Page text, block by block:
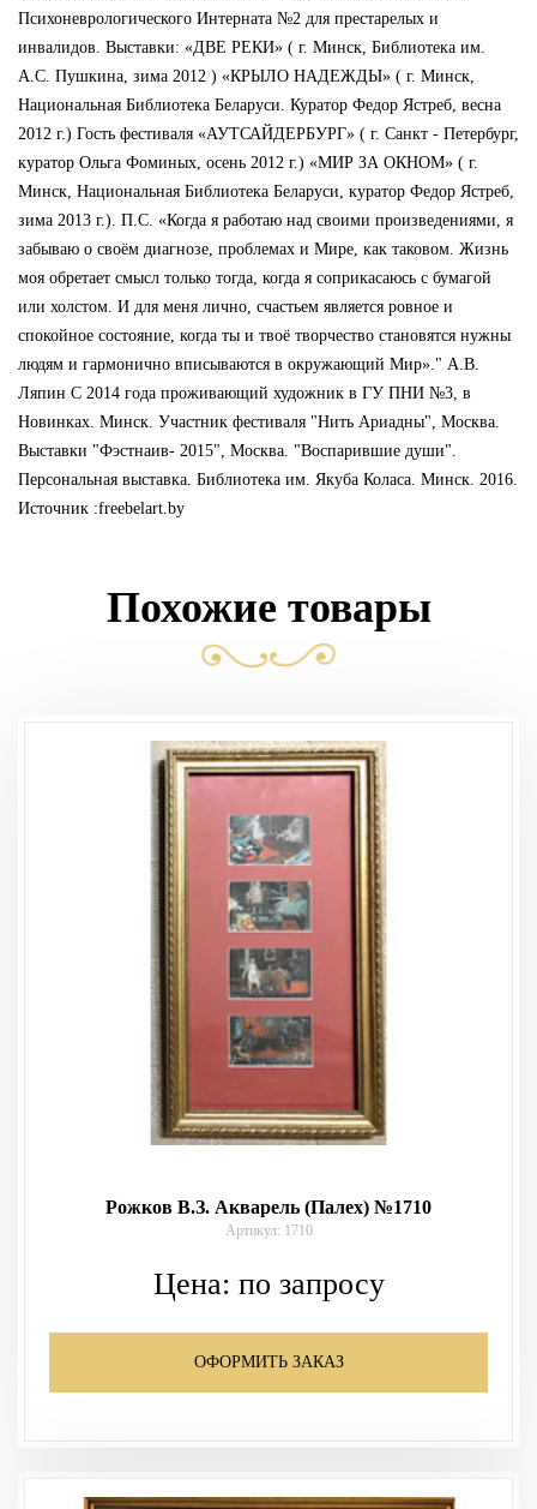
Психоневрологического Интерната №2 для престарелых и
инвалидов. Выставки: «ДВЕ РЕКИ» ( г. Минск, Библиотека им.
А.С. Пушкина, зима 2012 ) «КРЫЛО НАДЕЖДЫ» ( г. Минск,
Национальная Библиотека Беларуси. Куратор Федор Ястреб, весна
2012 г.) Гость фестиваля «АУТСАЙДЕРБУРГ» ( г. Санкт - Петербург,
куратор Ольга Фоминых, осень 2012 г.) «МИР ЗА ОКНОМ» ( г.
Минск, Национальная Библиотека Беларуси, куратор Федор Ястреб,
зима 2013 г.). П.С. «Когда я работаю над своими произведениями, я
забываю о своём диагнозе, проблемах и Мире, как таковом. Жизнь
моя обретает смысл только тогда, когда я соприкасаюсь с бумагой
или холстом. И для меня лично, счастьем является ровное и
спокойное состояние, когда ты и твоё творчество становятся нужны
людям и гармонично вписываются в окружающий Мир»." А.В.
Ляпин C 2014 года проживающий художник в ГУ ПНИ №3, в
Новинках. Минск. Участник фестиваля "Нить Ариадны", Москва.
Выставки "Фэстнаив- 2015", Москва. "Воспарившие души".
Персональная выставка. Библиотека им. Якуба Коласа. Минск. 2016.
Источник :freebelart.by
Похожие товары
Рожков В.З. Акварель (Палех) №1710
Артикул: 1710
Цена: по запросу
ОФОРМИТЬ ЗАКАЗ